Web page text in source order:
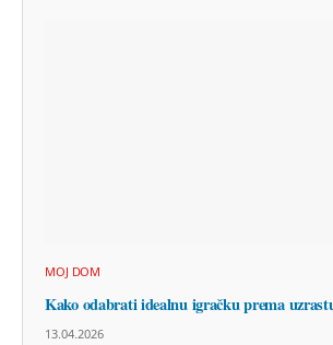
MOJ DOM
Kako odabrati idealnu igračku prema
13.04.2026